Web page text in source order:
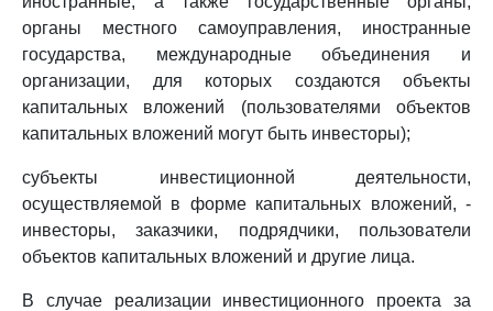
органы местного самоуправления, иностранные
государства, международные объединения и
организации, для которых создаются объекты
капитальных вложений (пользователями объектов
капитальных вложений могут быть инвесторы);
субъекты инвестиционной деятельности,
осуществляемой в форме капитальных вложений, -
инвесторы, заказчики, подрядчики, пользователи
объектов капитальных вложений и другие лица.
В случае реализации инвестиционного проекта за